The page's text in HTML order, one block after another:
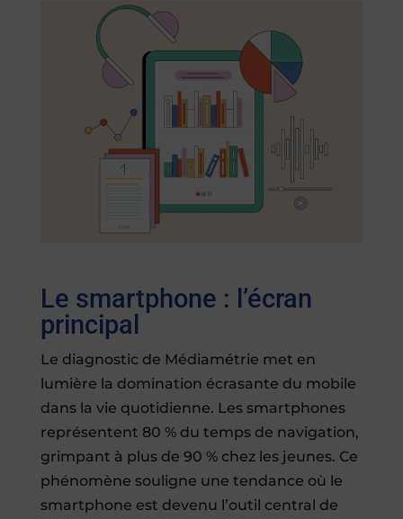
Le smartphone : l’écran
principal
Le diagnostic de Médiamétrie met en
lumière la domination écrasante du mobile
dans la vie quotidienne. Les smartphones
représentent 80 % du temps de navigation,
grimpant à plus de 90 % chez les jeunes. Ce
phénomène souligne une tendance où le
smartphone est devenu l’outil central de